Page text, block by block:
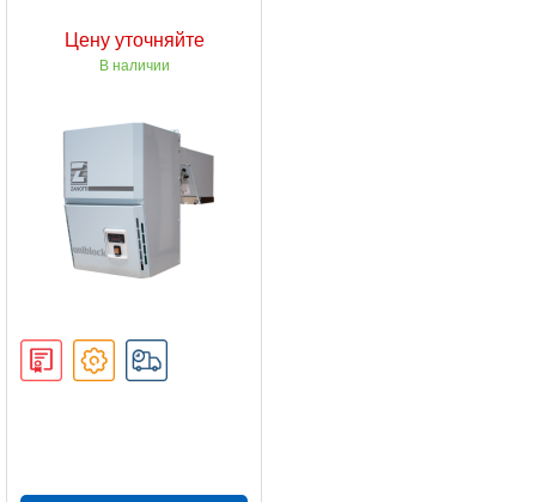
Цену уточняйте
В наличии